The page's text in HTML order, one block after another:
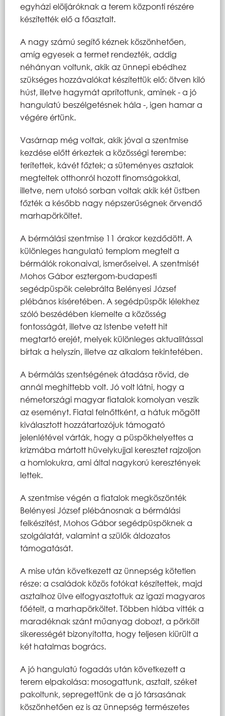
egyházi elöljáróknak a terem központi részére
készítették elő a főasztalt.
A nagy számú segítő kéznek köszönhetően,
amíg egyesek a termet rendezték, addig
néhányan voltunk, akik az ünnepi ebédhez
szükséges hozzávalókat készítettük elő: ötven kiló
húst, illetve hagymát aprítottunk, aminek - a jó
hangulatú beszélgetésnek hála -, igen hamar a
végére értünk.
Vasárnap még voltak, akik jóval a szentmise
kezdése előtt érkeztek a közösségi terembe:
terítettek, kávét főztek; a süteményes asztalok
megteltek otthonról hozott finomságokkal,
illetve, nem utolsó sorban voltak akik két üstben
főzték a később nagy népszerűségnek örvendő
marhapörköltet.
A bérmálási szentmise 11 órakor kezdődött. A
különleges hangulatú templom megtelt a
bérmálók rokonaival, ismerőseivel. A szentmisét
Mohos Gábor esztergom-budapesti
segédpüspök celebrálta Belényesi József
plébános kíséretében. A segédpüspök lélekhez
szóló beszédében kiemelte a közösség
fontosságát, illetve az Istenbe vetett hit
megtartó erejét, melyek különleges aktualitással
bírtak a helyszín, illetve az alkalom tekintetében.
A bérmálás szentségének átadása rövid, de
annál meghittebb volt. Jó volt látni, hogy a
németországi magyar fiatalok komolyan veszik
az eseményt. Fiatal felnőttként, a hátuk mögött
kiválasztott hozzátartozójuk támogató
jelenlétével várták, hogy a püspökhelyettes a
krizmába mártott hüvelykujjal keresztet rajzoljon
a homlokukra, ami által nagykorú keresztények
lettek.
A szentmise végén a fiatalok megköszönték
Belényesi József plébánosnak a bérmálási
felkészítést, Mohos Gábor segédpüspöknek a
szolgálatát, valamint a szülők áldozatos
támogatását.
A mise után következett az ünnepség kötetlen
része: a családok közös fotókat készítettek, majd
asztalhoz ülve elfogyasztottuk az igazi magyaros
főételt, a marhapörköltet. Többen hiába vitték a
maradéknak szánt műanyag dobozt, a pörkölt
sikerességét bizonyította, hogy teljesen kiürült a
két hatalmas bogrács.
A jó hangulatú fogadás után következett a
terem elpakolása: mosogattunk, asztalt, széket
pakoltunk, sepregettünk de a jó társasának
köszönhetően ez is az ünnepség természetes